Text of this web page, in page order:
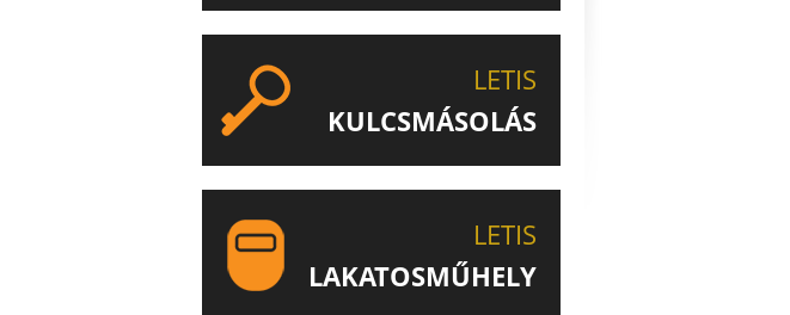
ISMERJE MEG EGYEDÜLÁLLÓ
SZOLGÁLTATÁSUNKAT!
LETIS
KULCSMÁSOLÁS
LETIS
LAKATOSMŰHELY